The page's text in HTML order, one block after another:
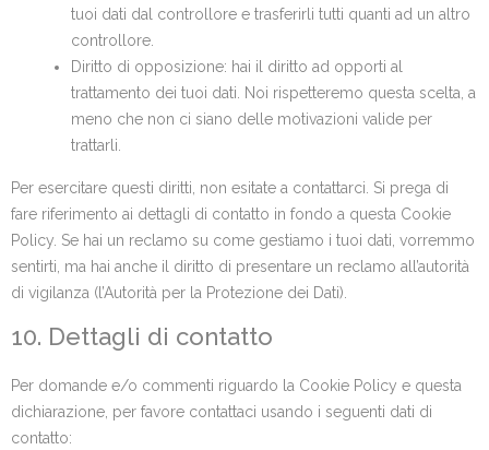
tuoi dati dal controllore e trasferirli tutti quanti ad un altro
controllore.
Diritto di opposizione: hai il diritto ad opporti al
trattamento dei tuoi dati. Noi rispetteremo questa scelta, a
meno che non ci siano delle motivazioni valide per
trattarli.
Per esercitare questi diritti, non esitate a contattarci. Si prega di
fare riferimento ai dettagli di contatto in fondo a questa Cookie
Policy. Se hai un reclamo su come gestiamo i tuoi dati, vorremmo
sentirti, ma hai anche il diritto di presentare un reclamo all’autorità
di vigilanza (l’Autorità per la Protezione dei Dati).
10. Dettagli di contatto
Per domande e/o commenti riguardo la Cookie Policy e questa
dichiarazione, per favore contattaci usando i seguenti dati di
contatto: